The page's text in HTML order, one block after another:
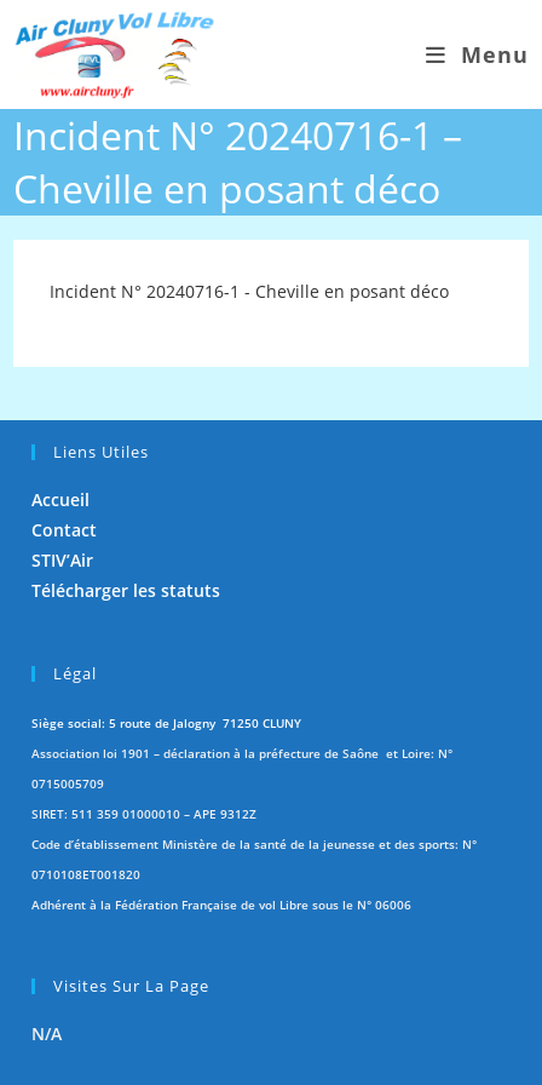
Menu
Incident N° 20240716-1 –
Cheville en posant déco
Incident N° 20240716-1 - Cheville en posant déco
Liens Utiles
Accueil
Contact
STIV’Air
Télécharger les statuts
Légal
Siège social: 5 route de Jalogny 71250 CLUNY
Association loi 1901 – déclaration à la préfecture de Saône et Loire: N°
0715005709
SIRET: 511 359 01000010 – APE 9312Z
Code d’établissement Ministère de la santé de la jeunesse et des sports: N°
0710108ET001820
Adhérent à la Fédération Française de vol Libre sous le N° 06006
Visites Sur La Page
N/A